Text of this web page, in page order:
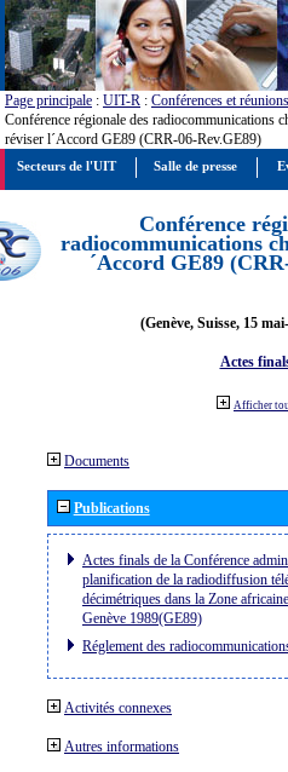
Page principale : UIT-R : Conférences et réunions
Conférence régionale des radiocommunications
réviser l´Accord GE89 (CRR-06-Rev.GE89)
Conférence
radiocommunications
´Accord GE89
(Genève, Suisse, 15
Actes
Afficher
Documents
Publications
Actes finals de la Conférence
planification de la radiodiffusion
décimétriques dans la Zone
Genève 1989(GE89)
Réglement des
Activités connexes
Autres informations
Secteurs de l'UIT Salle de presse